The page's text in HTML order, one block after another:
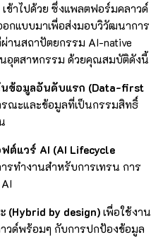
ข้าไปด้วย ซึ่งแพลตฟอร์มคลาวด์
อกแบบมาเพื่อส่งมอบวิวัฒนาการ
านสถาปัตยกรรม AI-native
อุตสาหกรรม ด้วยคุณสมบัติดังนี้
ข้อมูลอันดับแรก (Data-first
รณะและข้อมูลที่เป็นกรรมสิทธิ์
ต์แวร์ AI (AI Lifecycle
รทำงานสำหรับการเทรน การ
(Hybrid by design)เพื่อใช้งาน
วด์พร้อมๆ กับการปกป้องข้อมูล